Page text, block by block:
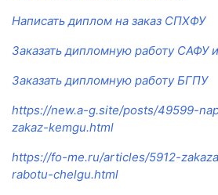
Написать диплом на заказ СПХФУ
Заказать дипломную работу
Заказать дипломную работу БГПУ
https://new.a-g.site/posts/49599-
zakaz-kemgu.html
https://fo-me.ru/articles/5912-
rabotu-chelgu.html